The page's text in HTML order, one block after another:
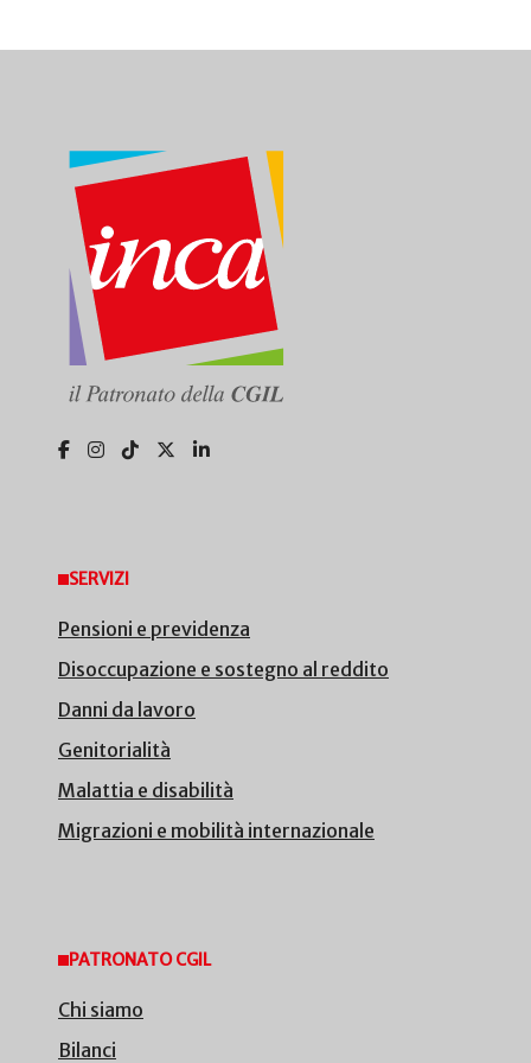
SERVIZI
Pensioni e previdenza
Disoccupazione e sostegno al reddito
Danni da lavoro
Genitorialità
Malattia e disabilità
Migrazioni e mobilità internazionale
PATRONATO CGIL
Chi siamo
Bilanci